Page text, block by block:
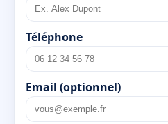
Téléphone
Email (optionnel)